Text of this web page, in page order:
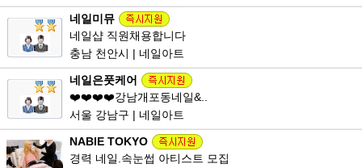
네일미뮤
네일샵 직원채용합니다
충남 천안시 | 네일아트
네일은풋케어
❤️❤️❤️❤️강남개포동네일&..
서울 강남구 | 네일아트
NABIE TOKYO
경력 네일.속눈썹 아티스트 모집